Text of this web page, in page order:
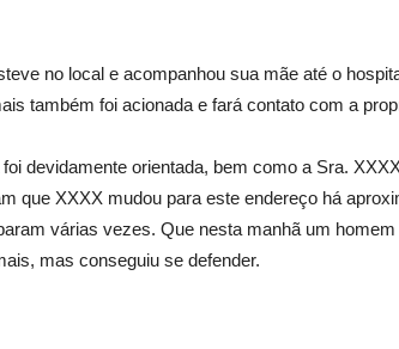
no local e acompanhou sua mãe até o
também foi acionada e fará contato com a
devidamente orientada, bem como a Sra.
que XXXX mudou para este endereço há
várias vezes. Que nesta manhã um
mas conseguiu se defender.